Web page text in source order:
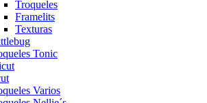
Troqueles
Framelits
Texturas
Tonic
Varios